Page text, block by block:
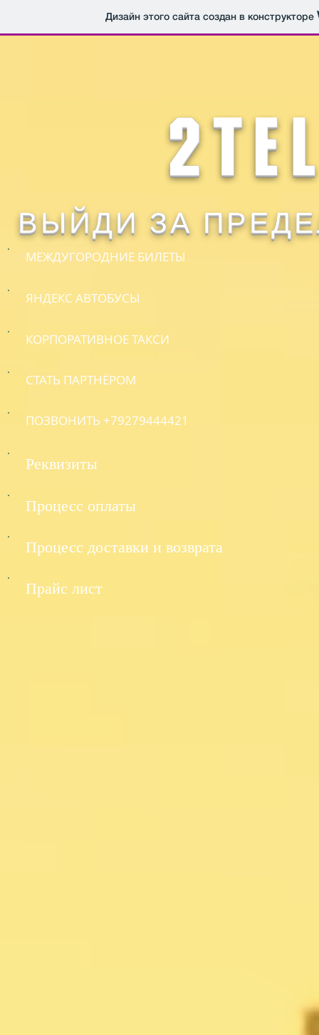
Дизайн этого сайта создан в конструкторе
ВЫЙДИ ЗА
МЕЖДУГОРОДНИЕ БИЛЕТЫ
ЯНДЕКС АВТОБУСЫ
КОРПОРАТИВНОЕ ТАКСИ
СТАТЬ ПАРТНЁРОМ
ПОЗВОНИТЬ +79279444421
Реквизиты
Процесс оплаты
Процесс доставки и возврата
Прайс лист